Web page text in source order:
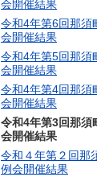
会開催結果
令和4年第6回那須
会開催結果
令和4年第5回那須
会開催結果
令和4年第4回那須
会開催結果
令和4年第3回那須
会開催結果
令和４年第２回那
例会開催結果